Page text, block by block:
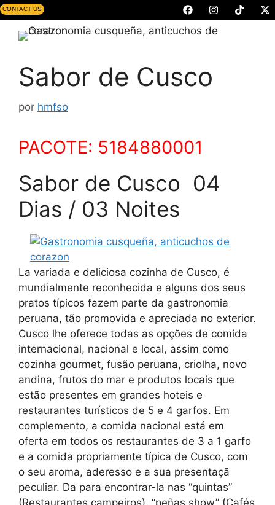
CONTACT US
Sabor de Cusco
por hmfso
PACOTE: 5184880001
Sabor de Cusco 04
Dias / 03 Noites
La variada e deliciosa cozinha de Cusco, é
mundialmente reconhecida e alguns dos seus
pratos típicos fazem parte da gastronomia
peruana, tão promovida e apreciada no exterior.
Cusco lhe oferece todas as opções de comida
internacional, nacional e local, assim como
cozinha gourmet, fusão peruana, criolha, novo
andina, frutos do mar e produtos locais que
estão presentes em grandes hoteis e
restaurantes turísticos de 5 e 4 garfos. Em
complemento, a comida nacional está em
oferta em todos os restaurantes de 3 a 1 garfo
e a comida propriamente típica de Cusco, com
o seu aroma, aderesso e a sua presentaçã
peculiar. Da para encontrar-la nas “quintas”
(Restaurantes campeiros), “peñas show” (Cafés